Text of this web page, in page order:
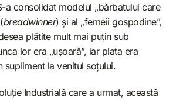
a consolidat modelul „bărbatului care
breadwinner) și al „femeii gospodine”,
plătite mult mai puțin sub
lor era „ușoară”, iar plata era
supliment la venitul soțului.
Industrială care a urmat, această